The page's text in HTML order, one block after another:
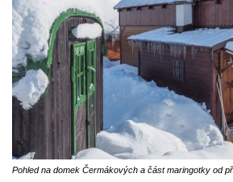
Pohled na domek Čermákových a část maringotky od